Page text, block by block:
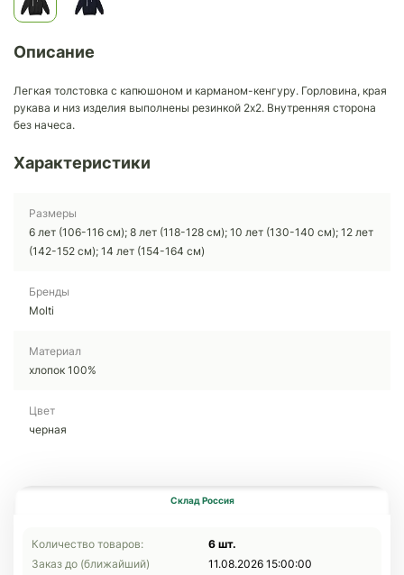
Описание
Легкая толстовка с капюшоном и карманом-кенгуру. Горловина, края
рукава и низ изделия выполнены резинкой 2х2. Внутренняя сторона
без начеса.
Характеристики
Размеры
6 лет (106-116 см); 8 лет (118-128 см); 10 лет (130-140 см); 12 лет
(142-152 см); 14 лет (154-164 см)
Бренды
Molti
Материал
хлопок 100%
Цвет
черная
Склад Россия
Количество товаров:
6 шт.
Заказ до (ближайший)
11.08.2026 15:00:00